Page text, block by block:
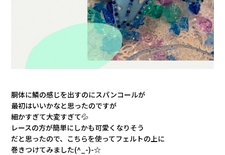
胴体に鱗の感じを出すのにスパンコールが
最初はいいかなと思ったのですが
細かすぎて大変すぎて💦
レースの方が簡単にしかも可愛くなりそう
だと思ったので、こちらを使ってフェルトの上に
巻きつけてみました(^_-)-☆